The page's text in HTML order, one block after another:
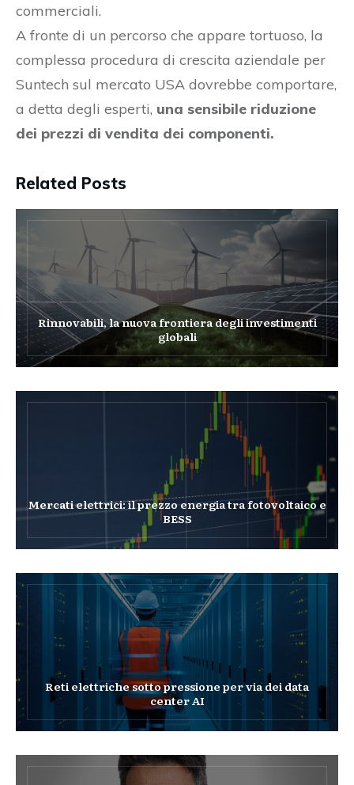
commerciali.
A fronte di un percorso che appare tortuoso, la
complessa procedura di crescita aziendale per
Suntech sul mercato USA dovrebbe comportare,
a detta degli esperti, una sensibile riduzione
dei prezzi di vendita dei componenti.
Related Posts
Rinnovabili, la nuova frontiera degli investimenti
globali
Mercati elettrici: il prezzo energia tra fotovoltaico e
BESS
Reti elettriche sotto pressione per via dei data
center AI